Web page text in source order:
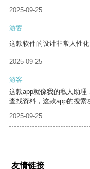
2025-09-25
游客
这款软件的设计非常人性
2025-09-25
游客
这款app就像我的私人助
查找资料，这款app的搜索
2025-09-25
友情链接